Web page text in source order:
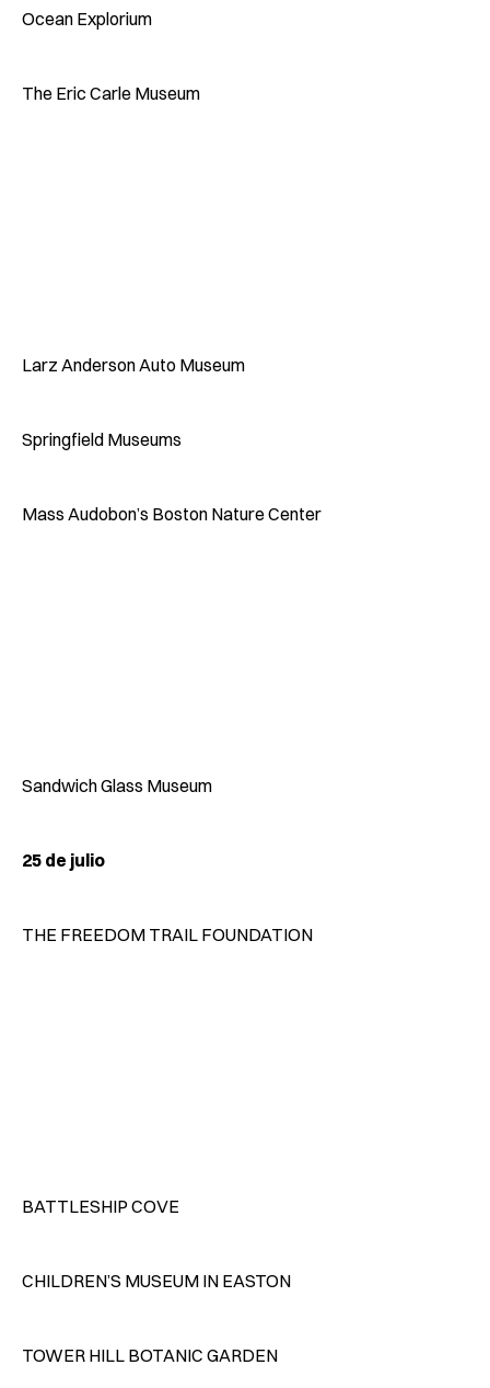
Ocean Explorium
The Eric Carle Museum
Larz Anderson Auto Museum
Springfield Museums
Mass Audobon’s Boston Nature Center
Sandwich Glass Museum
25 de julio
THE FREEDOM TRAIL FOUNDATION
BATTLESHIP COVE
CHILDREN’S MUSEUM IN EASTON
TOWER HILL BOTANIC GARDEN